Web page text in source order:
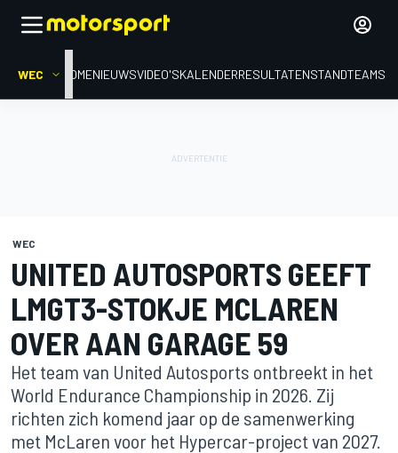
WEC HOMENIEUWSVIDEO'SKALENDERRESULTATENSTANDTEAMS
WEC
UNITED AUTOSPORTS GEEFT
LMGT3-STOKJE MCLAREN
OVER AAN GARAGE 59
Het team van United Autosports ontbreekt in het
World Endurance Championship in 2026. Zij
richten zich komend jaar op de samenwerking
met McLaren voor het Hypercar-project van 2027.